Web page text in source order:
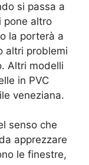
si passa a
pone altro
la porterà a
altri problemi
Altri modelli
in PVC
veneziana.
senso che
apprezzare
le finestre,